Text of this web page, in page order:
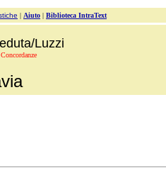
| Aiuto | Biblioteca IntraText
Luzzi